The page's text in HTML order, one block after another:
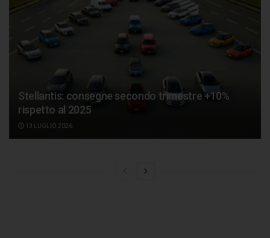
Stellantis: consegne secondo trimestre +10%
rispetto al 2025
13 LUGLIO 2026